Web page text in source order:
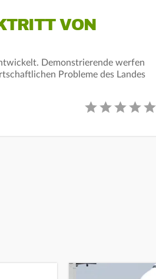
VON
Demonstrierende werfen
Probleme des Landes